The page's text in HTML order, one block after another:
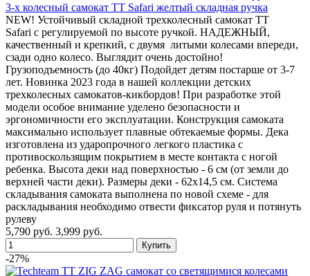
3-х колесный самокат TT Safari желтый складная ручка
NEW! Устойчивый складной трехколесный самокат TT
Safari с регулируемой по высоте ручкой. НАДЕЖНЫЙ,
качественный и крепкий, с двумя литыми колесами впереди,
сзади одно колесо. Выглядит очень достойно!
Грузоподъемность (до 40кг) Подойдет детям постарше от 3-7
лет. Новинка 2023 года в нашей коллекции детских
трехколесных самокатов-кикбордов! При разработке этой
модели особое внимание уделено безопасности и
эргономичности его эксплуатации. Конструкция самоката
максимально использует плавные обтекаемые формы. Дека
изготовлена из ударопрочного легкого пластика с
противоскользящим покрытием в месте контакта с ногой
ребенка. Высота деки над поверхностью - 6 см (от земли до
верхней части деки). Размеры деки - 62х14,5 см. Система
складывания самоката выполнена по новой схеме - для
раскладывания необходимо отвести фиксатор руля и потянуть
рулеву
5,790 руб. 3,999 руб.
-27%